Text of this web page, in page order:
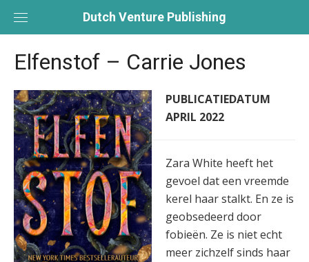
Dutch Venture Publishing
Elfenstof – Carrie Jones
PUBLICATIEDATUM
APRIL 2022
Zara White heeft het
gevoel dat een vreemde
kerel haar stalkt. En ze is
geobsedeerd door
fobieën. Ze is niet echt
meer zichzelf sinds haar